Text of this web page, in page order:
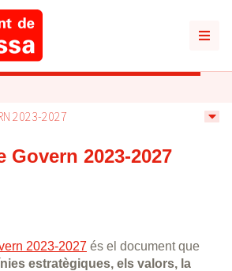
2023-2027
Govern 2023-2027
2023-2027 és el document que
estratègiques, els valors, la